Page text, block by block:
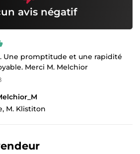
avis négatif
Une promptitude et une rapidité
Merci M. Melchior
M. Klistiton